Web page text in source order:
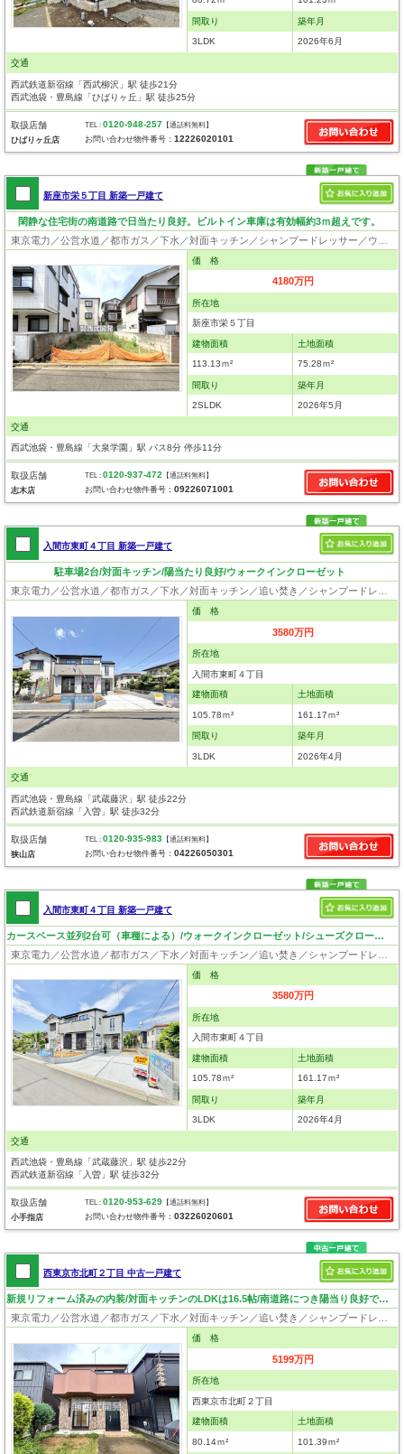
間取り
3LDK
築年月
2026年6月
交通
西武鉄道新宿線「西武柳沢」駅 徒歩21分
西武池袋・豊島線「ひばりヶ丘」駅 徒歩25分
取扱店舗
ひばりヶ丘店
TEL :0120-948-257 【通話料無料】
お問い合わせ物件番号：12226020101
新座市栄５丁目 新築一戸建て
閑静な住宅街の南道路で日当たり良好。ビルトイン車庫は有効幅約3ｍ超えです。
価 格
4180万円
所在地
新座市栄５丁目
建物面積
113.13ｍ²
土地面積
75.28ｍ²
間取り
2SLDK
築年月
2026年5月
交通
西武池袋・豊島線「大泉学園」駅 バス8分 停歩11分
取扱店舗
志木店
TEL :0120-937-472 【通話料無料】
お問い合わせ物件番号：09226071001
入間市東町４丁目 新築一戸建て
駐車場2台/対面キッチン/陽当たり良好/ウォークインクローゼット
価 格
3580万円
所在地
入間市東町４丁目
建物面積
105.78ｍ²
土地面積
161.17ｍ²
間取り
3LDK
築年月
2026年4月
交通
西武池袋・豊島線「武蔵藤沢」駅 徒歩22分
西武鉄道新宿線「入曽」駅 徒歩32分
取扱店舗
狭山店
TEL :0120-935-983 【通話料無料】
お問い合わせ物件番号：04226050301
入間市東町４丁目 新築一戸建て
カースペース並列2台可（車種による）/ウォークインクローゼット/シューズクローク/敷地48.75坪
価 格
3580万円
所在地
入間市東町４丁目
建物面積
105.78ｍ²
土地面積
161.17ｍ²
間取り
3LDK
築年月
2026年4月
交通
西武池袋・豊島線「武蔵藤沢」駅 徒歩22分
西武鉄道新宿線「入曽」駅 徒歩32分
取扱店舗
小手指店
TEL :0120-953-629 【通話料無料】
お問い合わせ物件番号：03226020601
西東京市北町２丁目 中古一戸建て
新規リフォーム済みの内装/対面キッチンのLDKは16.5帖/南道路につき陽当り良好です。
東京電力／公営水道／都市ガス／下水／対面キッチン／追い焚き／シャンプードレッサー／浴室換気乾燥機／ウォシュレット／システムキッチン／食器洗浄乾燥器／浄水器／床下収納／フローリング／クローゼット／バリアフリー
価 格
5199万円
所在地
西東京市北町２丁目
建物面積
80.14ｍ²
土地面積
101.39ｍ²